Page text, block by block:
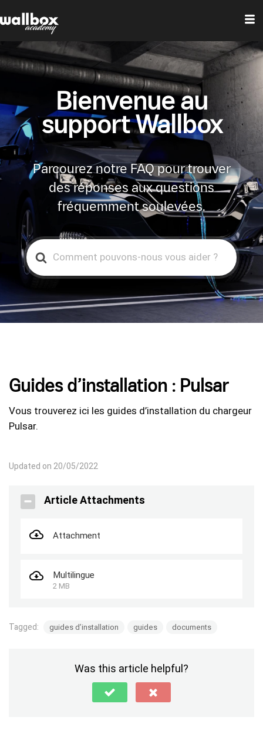
Bienvenue au
support Wallbox
Parcourez notre FAQ pour trouver
des réponses aux questions
fréquemment soulevées.
Search
For
Guides d’installation : Pulsar
Vous trouverez ici les guides d’installation du chargeur
Pulsar.
Updated on 20/05/2022
Article Attachments
Attachment
Multilingue
2 MB
Tagged: guides d’installation guides documents
Was this article helpful?